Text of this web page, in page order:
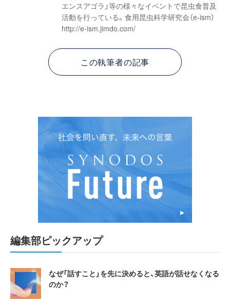
エンスアゴラ」等の様々なイベントで昆虫食普及
活動を行っている。食用昆虫科学研究会（e-ism）
http://e-ism.jimdo.com/
この執筆者の記事
編集部ピックアップ
なぜ「話すこと」を先に決めると、英語が話せなくなる
のか？